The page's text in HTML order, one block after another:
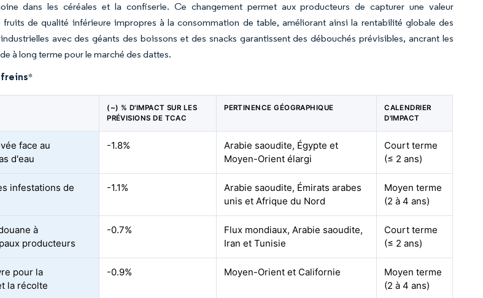
dans les céréales et la confiserie. Ce changement permet aux producteurs de capturer une valeur
de qualité inférieure impropres à la consommation de table, améliorant ainsi la rentabilité globale des
avec des géants des boissons et des snacks garantissent des débouchés prévisibles, ancrant les
à long terme pour le marché des dattes.
freins*
(~) % D'IMPACT SUR LES
PRÉVISIONS DE TCAC
PERTINENCE GÉOGRAPHIQUE
CALENDRIER
D'IMPACT
face au
d'eau
-1.8%
Arabie saoudite, Égypte et
Moyen-Orient élargi
Court terme
(≤ 2 ans)
infestations de
-1.1%
Arabie saoudite, Émirats arabes
unis et Afrique du Nord
Moyen terme
(2 à 4 ans)
à
producteurs
-0.7%
Flux mondiaux, Arabie saoudite,
Iran et Tunisie
Court terme
(≤ 2 ans)
pour la
la récolte
-0.9% Moyen-Orient et Californie
Moyen terme
(2 à 4 ans)